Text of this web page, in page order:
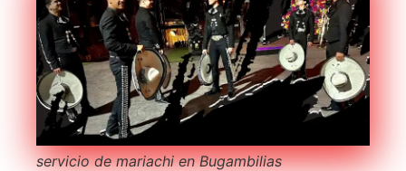
servicio de mariachi en Bugambilias